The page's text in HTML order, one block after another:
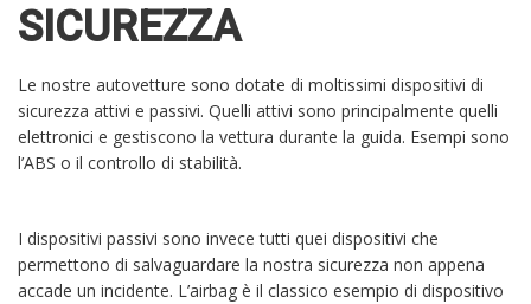
SICUREZZA
Le nostre autovetture sono dotate di moltissimi dispositivi di
sicurezza attivi e passivi. Quelli attivi sono principalmente quelli
elettronici e gestiscono la vettura durante la guida. Esempi sono
l’ABS o il controllo di stabilità.
I dispositivi passivi sono invece tutti quei dispositivi che
permettono di salvaguardare la nostra sicurezza non appena
accade un incidente. L’airbag è il classico esempio di dispositivo